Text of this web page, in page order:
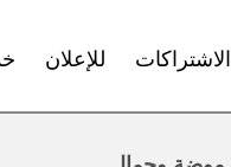
الاشتراكات للإعلان